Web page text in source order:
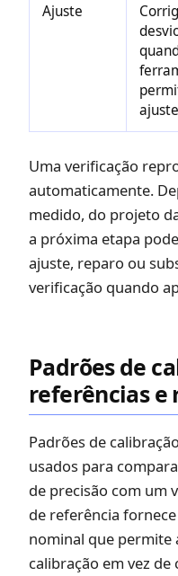
Ajuste
Uma verificação
automaticamente.
medido, do projeto
a próxima etapa
ajuste, reparo ou
verificação quando
Padrões de
referências
Padrões de
usados para
de precisão com um
de referência
nominal que permite
calibração em vez